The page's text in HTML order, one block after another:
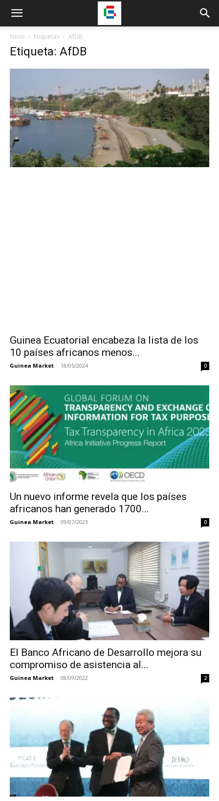
Inicio Etiquetas AfDB
Etiqueta: AfDB
Guinea Ecuatorial encabeza la lista de los
10 países africanos menos...
Guinea Market - 18/05/2024 0
Un nuevo informe revela que los países
africanos han generado 1700...
Guinea Market - 09/07/2023 0
El Banco Africano de Desarrollo mejora su
compromiso de asistencia al...
Guinea Market - 08/09/2022 2